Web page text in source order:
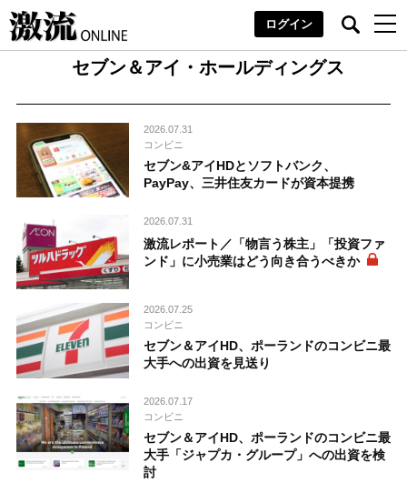
ログイン
セブン＆アイ・ホールディングス
2026.07.31
コンビニ
セブン&アイHDとソフトバンク、
PayPay、三井住友カードが資本提携
2026.07.31
激流レポート／「物言う株主」「投資ファ
ンド」に小売業はどう向き合うべきか
2026.07.25
コンビニ
セブン＆アイHD、ポーランドのコンビニ最
大手への出資を見送り
2026.07.17
コンビニ
セブン＆アイHD、ポーランドのコンビニ最
大手「ジャプカ・グループ」への出資を検
討